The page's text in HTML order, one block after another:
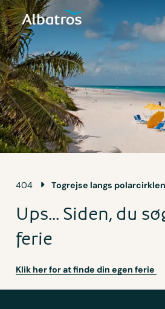
404 Togrejse langs polarcirklen
Ups... Siden, du
ferie
Klik her for at finde din egen ferie